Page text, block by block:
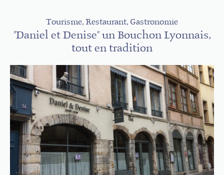
Tourisme, Restaurant, Gastronomie
"Daniel et Denise" un Bouchon Lyonnais,
tout en tradition